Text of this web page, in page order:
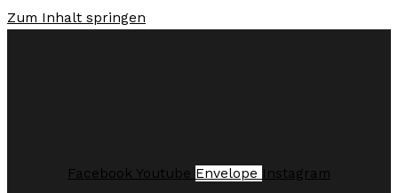
Zum Inhalt springen
Facebook Youtube Envelope Instagram